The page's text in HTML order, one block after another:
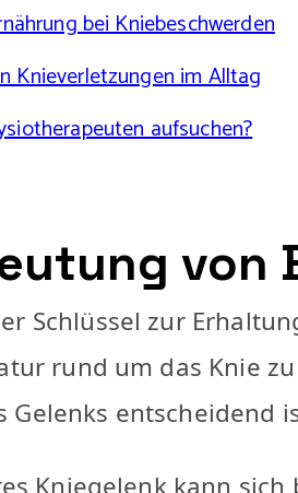
bei Kniebeschwerden
Knieverletzungen im Alltag
aufsuchen?
von
Schlüssel zur
rund um das Knie
Gelenks entscheidend
Kniegelenk kann